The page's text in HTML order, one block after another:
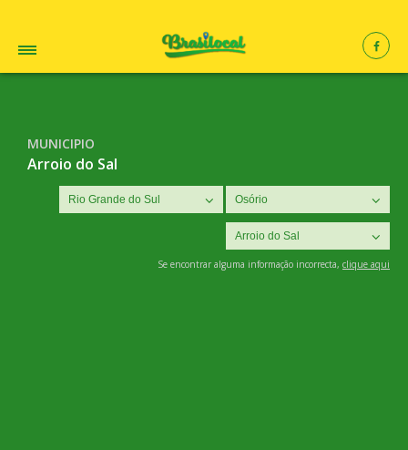
MUNICIPIO
Arroio do Sal
Se encontrar alguma informação incorrecta, clique aqui